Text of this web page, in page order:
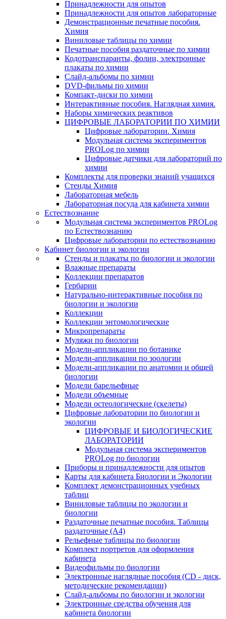
Принадлежности для опытов
Принадлежности для опытов лабораторные
Демонстрационные печатные пособия.
Химия
Виниловые таблицы по химии
Печатные пособия раздаточные по химии
Кодотранспаранты, фолии, электронные
плакаты по химии
Слайд-альбомы по химии
DVD-фильмы по химии
Компакт-диски по химии
Интерактивные пособия. Наглядная химия.
Наборы химических реактивов
ЦИФРОВЫЕ ЛАБОРАТОРИИ ПО ХИМИИ
Цифровые лаборатории. Химия
Модульная система экспериментов
PROLog по химии
Цифровые датчики для лабораторий по
химии
Комплекты для проверки знаний учащихся
Стенды Химия
Лабораторная мебель
Лабораторная посуда для кабинета химии
Естествознание
Модульная система экспериментов PROLog
по Естествознанию
Цифровые лаборатории по естествознанию
Кабинет биологии и экологии
Стенды и плакаты по биологии и экологии
Влажные препараты
Коллекции препаратов
Гербарии
Натурально-интерактивные пособия по
биологии и экологии
Коллекции
Коллекции энтомологические
Микропрепараты
Муляжи по биологии
Модели-аппликации по ботанике
Модели-аппликации по зоологии
Модели-аппликации по анатомии и общей
биологии
Модели барельефные
Модели объемные
Модели остеологические (скелеты)
Цифровые лаборатории по биологии и
экологии
ЦИФРОВЫЕ И БИОЛОГИЧЕСКИЕ
ЛАБОРАТОРИИ
Модульная система экспериментов
PROLog по биологии
Приборы и принадлежности для опытов
Карты для кабинета Биологии и Экологии
Комплект демонстрационных учебных
таблиц
Виниловые таблицы по экологии и
биологии
Раздаточные печатные пособия. Таблицы
раздаточные (А4)
Рельефные таблицы по биологии
Комплект портретов для оформления
кабинета
Видеофильмы по биологии
Электронные наглядные пособия (CD - диск,
методические рекомендации)
Слайд-альбомы по биологии и экологии
Электронные средства обучения для
кабинета биологии